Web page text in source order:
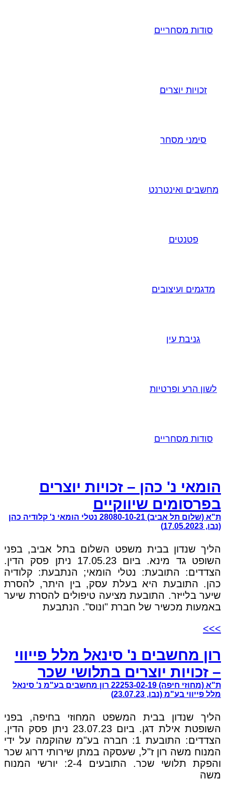
סודות מסחריים
זכויות יוצרים
סימני מסחר
מחשבים ואינטרנט
פטנטים
מדגמים ועיצובים
גניבת עין
לשון הרע ופרטיות
סודות מסחריים
הומאי נ' כהן – זכויות יוצרים
בפרסומים שיווקיים
ת"א (שלום תל אביב) 28080-10-21 נטלי הומאי נ' קלודיה כהן
(נבו, 17.05.2023)
הליך שנדון בבית משפט השלום בתל אביב, בפני
השופט גד מינא. ביום 17.05.23 ניתן פסק הדין.
הצדדים: התובעת: נטלי הומאי; הנתבעת: קלודיה
כהן. התובעת היא בעלת עסק, בין היתר, להסרת
שיער בלייזר. התובעת מציעה טיפולים להסרת שיער
באמעות מכשיר של חברת "ונוס". הנתבעת
>>>
רון מחשבים נ' סינאל מלל פייווי
– זכויות יוצרים בתלושי שכר
ת"א (מחוזי חיפה) 22253-02-19 רון מחשבים בע"מ נ' סינאל
מלל פייווי בע"מ (נבו, 23.07.23)
הליך שנדון בבית המשפט המחוזי בחיפה, בפני
השופטת אילת דגן. ביום 23.07.23 ניתן פסק הדין.
הצדדים: התובעת 1: חברה בע"מ שהוקמה על ידי
המנוח משה רון ז"ל, שעסקה במתן שירותי דרוג שכר
והפקת תלושי שכר. התובעים 2-4: יורשי המנוח
משה